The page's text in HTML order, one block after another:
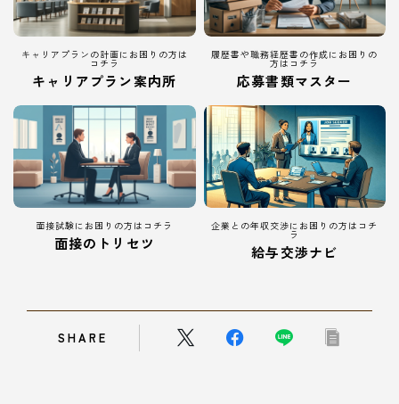
キャリアプランの計画にお困りの方は
コチラ
キャリアプラン案内所
履歴書や職務経歴書の作成にお困りの
方はコチラ
応募書類マスター
面接試験にお困りの方はコチラ
面接のトリセツ
企業との年収交渉にお困りの方はコチ
ラ
給与交渉ナビ
SHARE